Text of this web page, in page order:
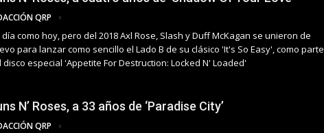
QRP
día como hoy, pero del 2018 Axl Rose, Slash y Duff McKagan se unieron de
para lanzar como sencillo el Lado B de su clásico 'It's So Easy', como parte
disco especial 'Appetite For Destruction: Locked N' Loaded'
N’ Roses, a 33 años de ‘Paradise City’
QRP